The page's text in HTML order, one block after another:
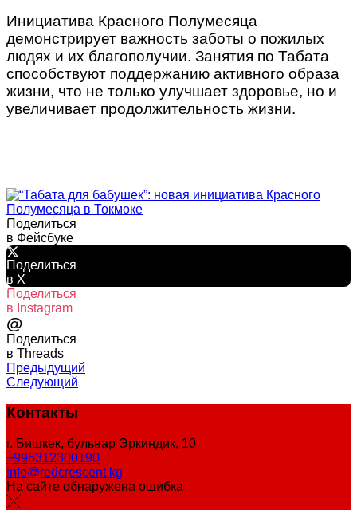
Инициатива Красного Полумесяца
демонстрирует важность заботы о пожилых
людях и их благополучии. Занятия по Табата
способствуют поддержанию активного образа
жизни, что не только улучшает здоровье, но и
увеличивает продолжительность жизни.
Поделиться
в Фейсбуке
Поделиться
в X
Поделиться
в Instagram
@
Поделиться
в Threads
Предыдущий
Следующий
Контакты
г. Бишкек, бульвар Эркиндик, 10
+996312300190
info@redcrescent.kg
На сайте обнаружена ошибка